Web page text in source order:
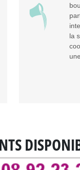
la